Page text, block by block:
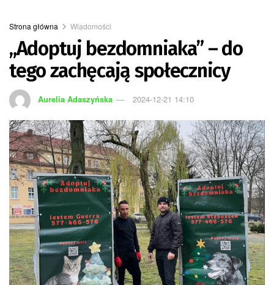
Strona główna Wiadomości
„Adoptuj bezdomniaka” – do
tego zachęcają społecznicy
Aurelia Adaszyńska 2024-12-21 14:10